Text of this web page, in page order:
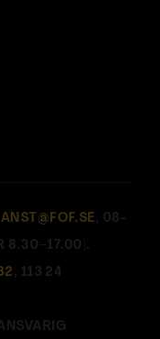
, 08-
8.30–17.00).
, 113 24